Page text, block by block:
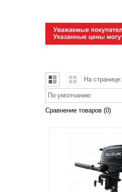
На странице:
По умолчанию
Сравнение товаров (0)